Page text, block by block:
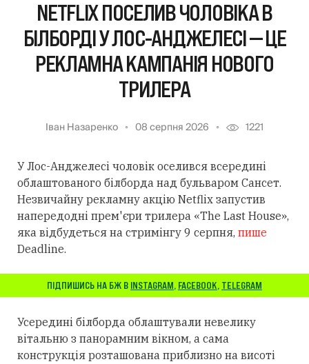
NETFLIX ПОСЕЛИВ ЧОЛОВІКА В
БІЛБОРДІ У ЛОС-АНДЖЕЛЕСІ — ЦЕ
РЕКЛАМНА КАМПАНІЯ НОВОГО
ТРИЛЕРА
Іван Назаренко 08 серпня 2026 1221
У Лос-Анджелесі чоловік оселився всередині
облаштованого білборда над бульваром Сансет.
Незвичайну рекламну акцію Netflix запустив
напередодні прем'єри трилера «The Last House»,
яка відбудеться на стримінгу 9 серпня, пише
Deadline.
ПІДПИШИСЬ НА БЖ В INSTAGRAM, FACEBOOK, TELEGRAM
Усередині білборда облаштували невелику
вітальню з панорамним вікном, а сама
конструкція розташована приблизно на висоті